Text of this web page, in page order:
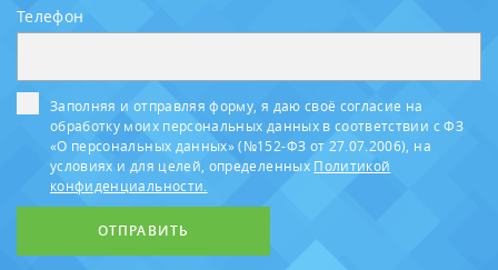
Телефон
Заполняя и отправляя форму, я даю своё согласие на
обработку моих персональных данных в соответствии с ФЗ
«О персональных данных» (№152-ФЗ от 27.07.2006), на
условиях и для целей, определенных Политикой
конфиденциальности.
ОТПРАВИТЬ